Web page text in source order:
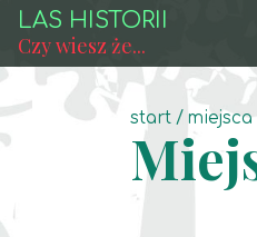
LAS HISTORII
Czy wiesz że...
start